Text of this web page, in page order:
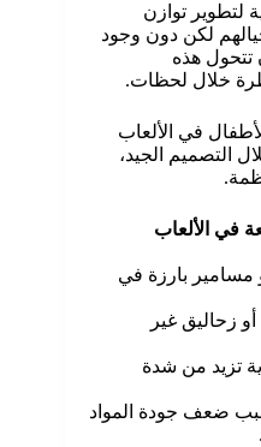
لتطوير توازن
لكن دون وجود
تتحول هذه
خلال لحظات.
في الألعاب
التصميم الجيد،
في الألعاب
مسامير بارزة في
زحاليق غير
تزيد من شدة
ضعف جودة المواد